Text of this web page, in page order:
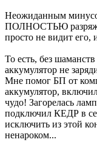
Неожиданным
ПОЛНОСТЬЮ
просто не видит его,
То есть, без
аккумулятор не
Мне помог БП от
аккумулятор,
чудо! Загорелась
подключил КЕДР в
исключить из этой
ненароком...